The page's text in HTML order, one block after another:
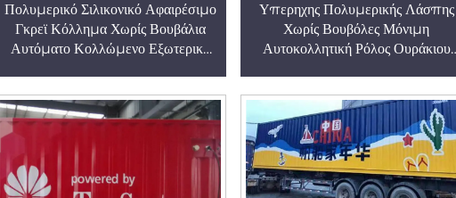
Πολυμερικό Σιλικονικό Αφαιρέσιμο
Γκρεϊ Κόλλημα Χωρίς Βουβάλια
Αυτόματο Κολλώμενο Εξωτερικό
Υπερηχης Πολυμερικής Λάσπης
Χωρίς Βουβόλες Μόνιμη
Αυτοκολλητική Ρόλος Ουράκιου
Συναρτησιακές Σημαίες Σημαίες
Εργοστασίου Σημαίες
Αποθεματοθήκης Διαμερίσματος
Εξοπλισμού Σημειώσεις
Προειδοποίησης